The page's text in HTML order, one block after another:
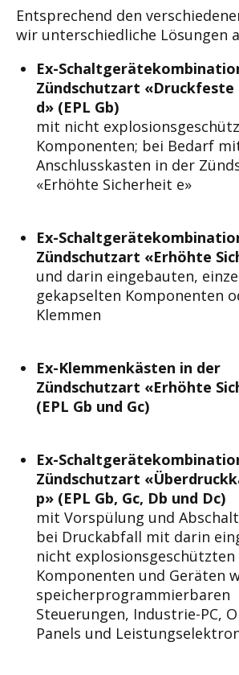
Entsprechend den
wir unterschiedliche Lösungen
Ex-
Zündschutzart «Druckfeste
d» (EPL Gb)
mit nicht
Komponenten; bei Bedarf
Anschlusskasten in der
«Erhöhte Sicherheit e»
Ex-
Zündschutzart «Erhöhte
und darin eingebauten,
gekapselten Komponenten
Klemmen
Ex-Klemmenkästen in der
Zündschutzart «Erhöhte
(EPL Gb und Gc)
Ex-
Zündschutzart
p» (EPL Gb, Gc, Db und Dc)
mit Vorspülung und
bei Druckabfall mit darin
nicht explosionsgeschützten
Komponenten und Geräten
speicherprogrammierbaren
Steuerungen, Industrie-PC,
Panels und